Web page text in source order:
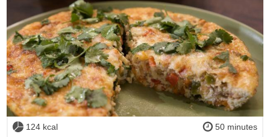
124 kcal 50 minutes